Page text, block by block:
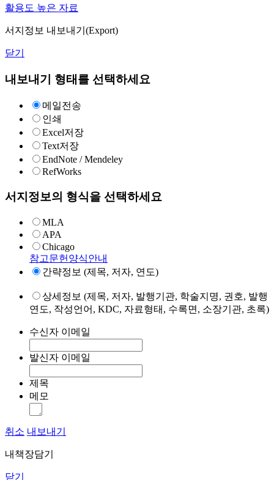
활용도 높은 자료
서지정보 내보내기(Export)
닫기
내보내기 형태를 선택하세요
메일전송
인쇄
Excel저장
Text저장
EndNote / Mendeley
RefWorks
서지정보의 형식을 선택하세요
MLA
APA
Chicago
참고문헌양식안내
간략정보 (제목, 저자, 연도)
상세정보 (제목, 저자, 발행기관, 학술지명, 권호, 발행
연도, 작성언어, KDC, 자료형태, 수록면, 소장기관, 초록)
수신자 이메일
발신자 이메일
제목
메모
취소 내보내기
내책장담기
닫기